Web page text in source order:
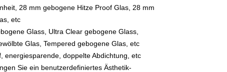
28 mm gebogene Hitze Proof Glas, 28 mm
etc
Glass, Ultra Clear gebogene Glass,
Glas, Tempered gebogene Glas, etc
energiesparende, doppelte Abdichtung, etc
Sie ein benutzerdefiniertes Ästhetik-